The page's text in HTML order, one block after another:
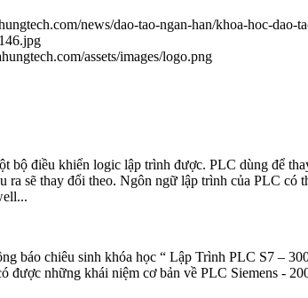
news/dao-tao-ngan-han/khoa-hoc-dao-
assets/images/logo.png
điều khiển logic lập trình được. PLC dùng để
sẽ thay đổi theo. Ngôn ngữ lập trình của PLC
báo chiêu sinh khóa học “ Lập Trình PLC S7 –
những khái niệm cơ bản về PLC Siemens -